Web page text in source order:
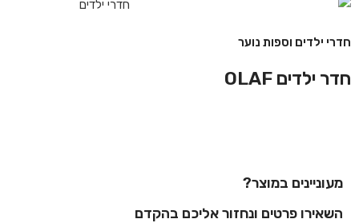
חדרי ילדים וספות נוער
חדר ילדים OLAF
מעוניינים במוצר?
השאירו פרטים ונחזור אליכם בהקדם